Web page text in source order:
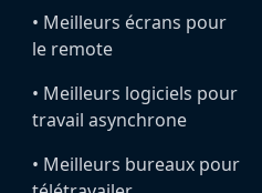
•️ Meilleurs écrans pour
le remote
•️ Meilleurs logiciels pour
travail asynchrone
•️ Meilleurs bureaux pour